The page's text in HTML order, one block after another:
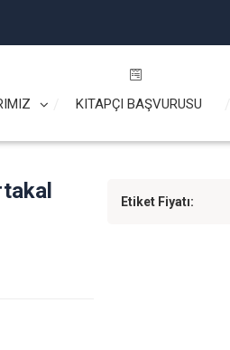
KITAPÇI BAŞVURUSU
Etiket Fiyatı: